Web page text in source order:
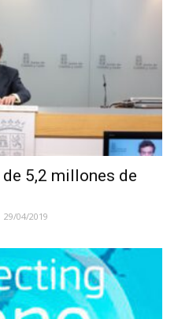
5,2 millones de
29/04/2019